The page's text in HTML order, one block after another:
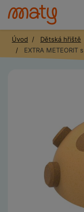
Úvod Dětská hřiště
EXTRA METEORIT